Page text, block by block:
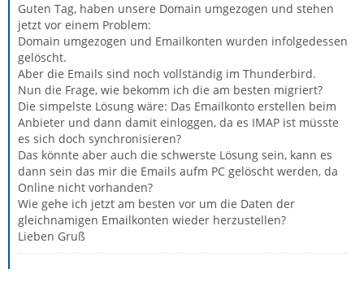
Guten Tag, haben unsere Domain umgezogen und stehen
jetzt vor einem Problem:
Domain umgezogen und Emailkonten wurden infolgedessen
gelöscht.
Aber die Emails sind noch vollständig im Thunderbird.
Nun die Frage, wie bekomm ich die am besten migriert?
Die simpelste Lösung wäre: Das Emailkonto erstellen beim
Anbieter und dann damit einloggen, da es IMAP ist müsste
es sich doch synchronisieren?
Das könnte aber auch die schwerste Lösung sein, kann es
dann sein das mir die Emails aufm PC gelöscht werden, da
Online nicht vorhanden?
Wie gehe ich jetzt am besten vor um die Daten der
gleichnamigen Emailkonten wieder herzustellen?
Lieben Gruß